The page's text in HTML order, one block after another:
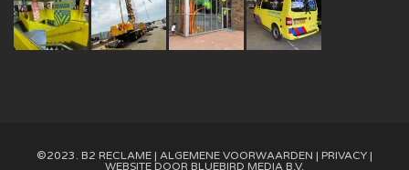
©2023. B2 RECLAME | ALGEMENE VOORWAARDEN | PRIVACY |
WEBSITE DOOR BLUEBIRD MEDIA B.V.